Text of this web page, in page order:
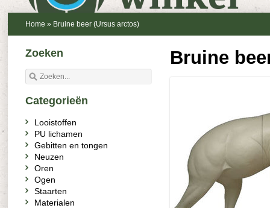
Home » Bruine beer (Ursus arctos)
Bruine
Zoeken
Categorieën
Looistoffen
PU lichamen
Gebitten en tongen
Neuzen
Oren
Ogen
Staarten
Materialen